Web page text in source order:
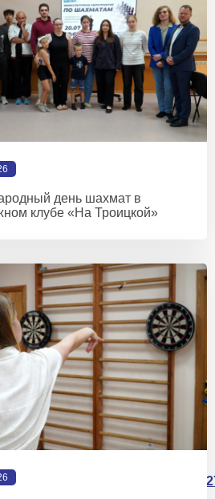
u/
день шахмат в
клубе «На Троицкой»